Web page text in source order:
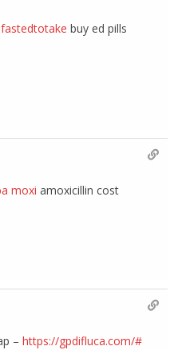
fastedtotake buy ed pills
moxi amoxicillin cost
–https://gpdifluca.com/#